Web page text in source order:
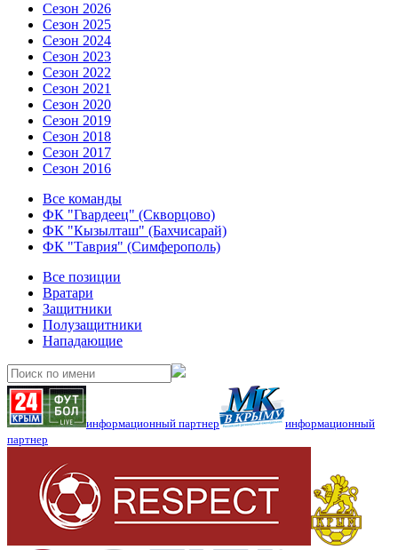
Сезон 2026
Сезон 2025
Сезон 2024
Сезон 2023
Сезон 2022
Сезон 2021
Сезон 2020
Сезон 2019
Сезон 2018
Сезон 2017
Сезон 2016
Все команды
ФК "Гвардеец" (Скворцово)
ФК "Кызылташ" (Бахчисарай)
ФК "Таврия" (Симферополь)
Все позиции
Вратари
Защитники
Полузащитники
Нападающие
информационный партнер
информационный
партнер